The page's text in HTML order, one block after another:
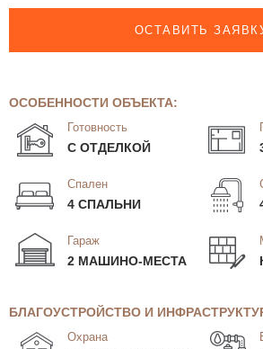
ОСТАВИТЬ
ОСОБЕННОСТИ ОБЪЕКТА:
Готовность
С ОТДЕЛКОЙ
Спален
4 СПАЛЬНИ
Гараж
2 МАШИНО-МЕСТА
БЛАГОУСТРОЙСТВО И
Охрана